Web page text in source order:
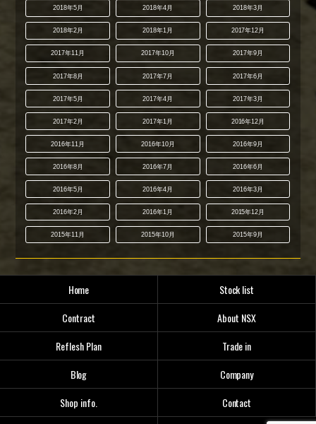
2018年5月 2018年4月 2018年3月
2018年2月 2018年1月 2017年12月
2017年11月 2017年10月 2017年9月
2017年8月 2017年7月 2017年6月
2017年5月 2017年4月 2017年3月
2017年2月 2017年1月 2016年12月
2016年11月 2016年10月 2016年9月
2016年8月 2016年7月 2016年6月
2016年5月 2016年4月 2016年3月
2016年2月 2016年1月 2015年12月
2015年11月 2015年10月 2015年9月
Home
Stock list
Contract
About NSX
Reflesh Plan
Trade in
Blog
Company
Shop info.
Contact